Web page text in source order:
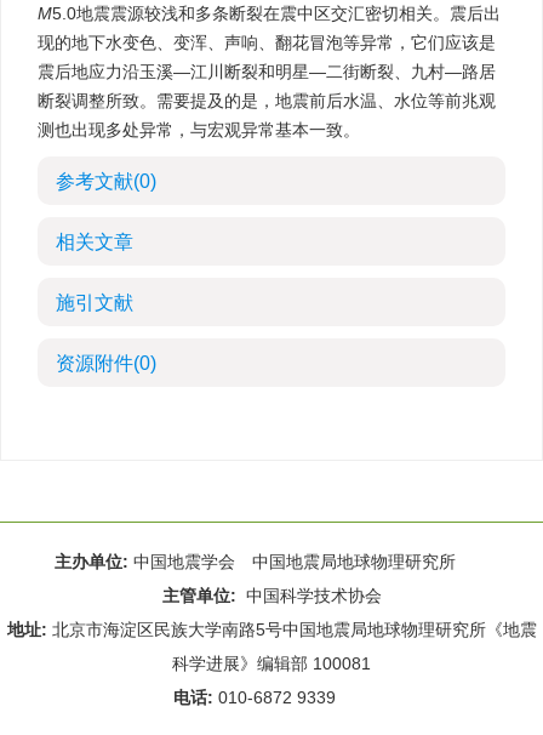
M5.0地震震源较浅和多条断裂在震中区交汇密切相关。震后出
现的地下水变色、变浑、声响、翻花冒泡等异常，它们应该是
震后地应力沿玉溪—江川断裂和明星—二街断裂、九村—路居
断裂调整所致。需要提及的是，地震前后水温、水位等前兆观
测也出现多处异常，与宏观异常基本一致。
参考文献(0)
相关文章
施引文献
资源附件(0)
主办单位: 中国地震学会 中国地震局地球物理研究所
主管单位: 中国科学技术协会
地址: 北京市海淀区民族大学南路5号中国地震局地球物理研究所《地震
科学进展》编辑部 100081
电话: 010-6872 9339